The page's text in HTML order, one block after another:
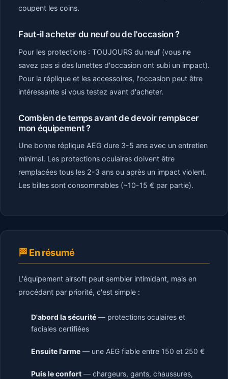
coupent les coins.
Faut-il acheter du neuf ou de l'occasion ?
Pour les protections : TOUJOURS du neuf (vous ne
savez pas si des lunettes d'occasion ont subi un impact).
Pour la réplique et les accessoires, l'occasion peut être
intéressante si vous testez avant d'acheter.
Combien de temps avant de devoir remplacer
mon équipement ?
Une bonne réplique AEG dure 3-5 ans avec un entretien
minimal. Les protections oculaires doivent être
remplacées tous les 2-3 ans ou après un impact violent.
Les billes sont consommables (~10-15 € par partie).
🏁 En résumé
L'équipement airsoft peut sembler intimidant, mais en
procédant par priorité, c'est simple :
D'abord la sécurité — protections oculaires et
faciales certifiées
Ensuite l'arme — une AEG fiable entre 150 et 250 €
Puis le confort — chargeurs, gants, chaussures,